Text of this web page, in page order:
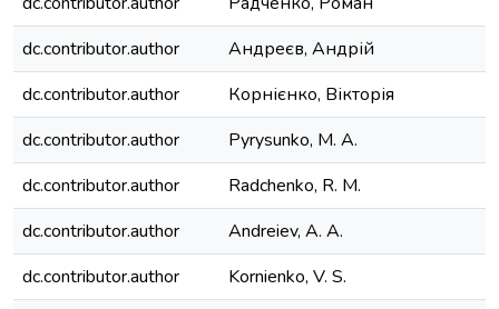
dc.contributor.author
Андреєв, Андрій
dc.contributor.author
Корнієнко, Вікторія
dc.contributor.author
Pyrysunko, М. А.
dc.contributor.author
Radchenko, R. M.
dc.contributor.author
Andreiev, A. A.
dc.contributor.author
Kornienko, V. S.